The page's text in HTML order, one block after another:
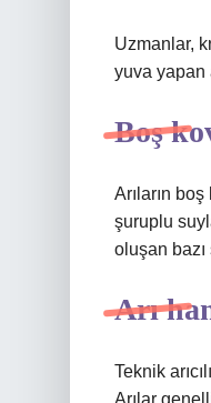
Uzmanlar,
yuva yapan
Boş
Arıların
şuruplu
oluşan bazı
Arı
Teknik
Arılar